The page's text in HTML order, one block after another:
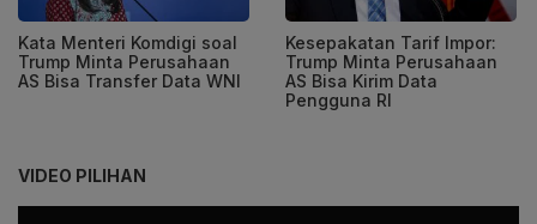
Kata Menteri Komdigi soal
Trump Minta Perusahaan
AS Bisa Transfer Data WNI
Kesepakatan Tarif Impor:
Trump Minta Perusahaan
AS Bisa Kirim Data
Pengguna RI
VIDEO PILIHAN